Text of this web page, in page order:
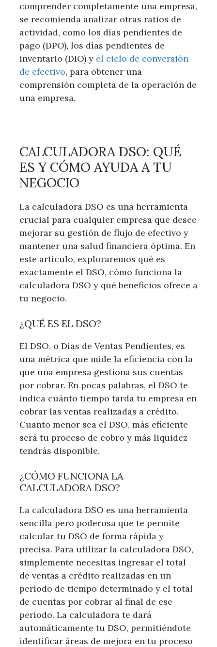
comprender completamente una empresa,
se recomienda analizar otras ratios de
actividad, como los días pendientes de
pago (DPO), los días pendientes de
inventario (DIO) y el ciclo de conversión
de efectivo, para obtener una
comprensión completa de la operación de
una empresa.
CALCULADORA DSO: QUÉ
ES Y CÓMO AYUDA A TU
NEGOCIO
La calculadora DSO es una herramienta
crucial para cualquier empresa que desee
mejorar su gestión de flujo de efectivo y
mantener una salud financiera óptima. En
este artículo, exploraremos qué es
exactamente el DSO, cómo funciona la
calculadora DSO y qué beneficios ofrece a
tu negocio.
¿QUÉ ES EL DSO?
El DSO, o Días de Ventas Pendientes, es
una métrica que mide la eficiencia con la
que una empresa gestiona sus cuentas
por cobrar. En pocas palabras, el DSO te
indica cuánto tiempo tarda tu empresa en
cobrar las ventas realizadas a crédito.
Cuanto menor sea el DSO, más eficiente
será tu proceso de cobro y más liquidez
tendrás disponible.
¿CÓMO FUNCIONA LA
CALCULADORA DSO?
La calculadora DSO es una herramienta
sencilla pero poderosa que te permite
calcular tu DSO de forma rápida y
precisa. Para utilizar la calculadora DSO,
simplemente necesitas ingresar el total
de ventas a crédito realizadas en un
período de tiempo determinado y el total
de cuentas por cobrar al final de ese
período. La calculadora te dará
automáticamente tu DSO, permitiéndote
identificar áreas de mejora en tu proceso